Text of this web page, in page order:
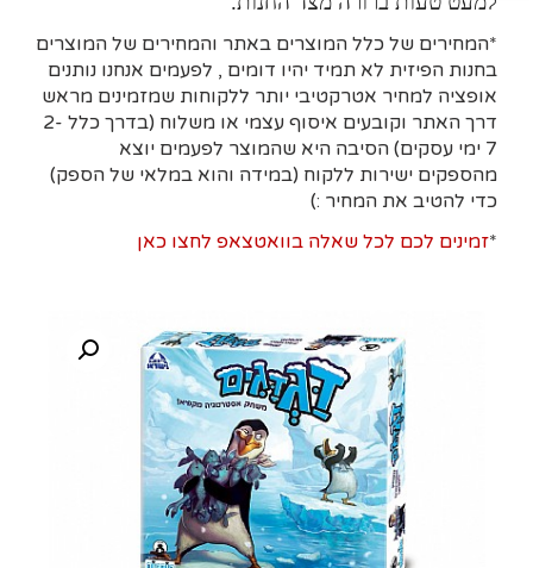
*המחירים של כלל המוצרים באתר והמחירים של המוצרים
בחנות הפיזית לא תמיד יהיו דומים , לפעמים אנחנו נותנים
אופציה למחיר אטרקטיבי יותר ללקוחות שמזמינים מראש
דרך האתר וקובעים איסוף עצמי או משלוח (בדרך כלל 2-
7 ימי עסקים)
הסיבה היא שהמוצר לפעמים יוצא
מהספקים ישירות ללקוח (במידה והוא במלאי של הספק)
כדי להטיב את המחיר :)
*זמינים לכם לכל שאלה בוואטצאפ לחצו כאן